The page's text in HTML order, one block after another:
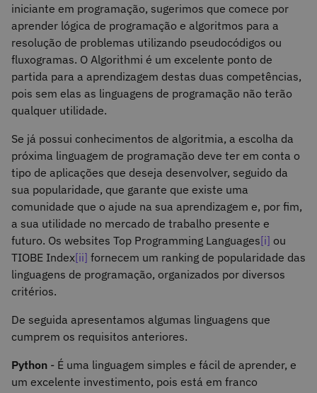
iniciante em programação, sugerimos que comece por
aprender lógica de programação e algoritmos para a
resolução de problemas utilizando pseudocódigos ou
fluxogramas. O Algorithmi é um excelente ponto de
partida para a aprendizagem destas duas competências,
pois sem elas as linguagens de programação não terão
qualquer utilidade.
Se já possui conhecimentos de algoritmia, a escolha da
próxima linguagem de programação deve ter em conta o
tipo de aplicações que deseja desenvolver, seguido da
sua popularidade, que garante que existe uma
comunidade que o ajude na sua aprendizagem e, por fim,
a sua utilidade no mercado de trabalho presente e
futuro. Os websites Top Programming Languages[i] ou
TIOBE Index[ii] fornecem um ranking de popularidade das
linguagens de programação, organizados por diversos
critérios.
De seguida apresentamos algumas linguagens que
cumprem os requisitos anteriores.
Python - É uma linguagem simples e fácil de aprender, e
um excelente investimento, pois está em franco